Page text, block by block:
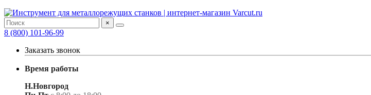
×
8 (800) 101-96-99
Заказать звонок
Время работы
Н.Новгород